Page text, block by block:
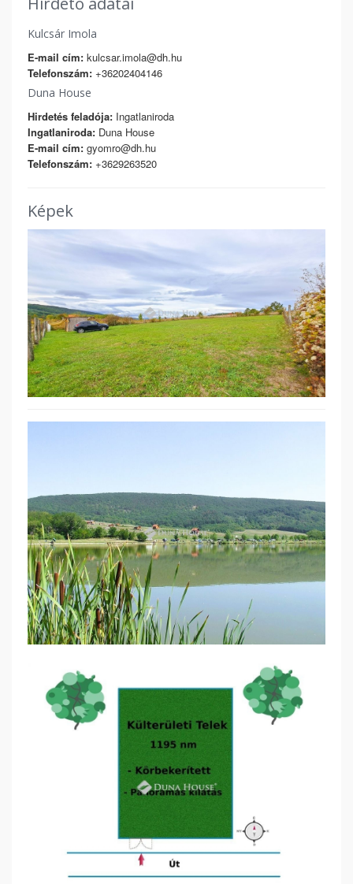
Kulcsár Imola
E-mail cím: kulcsar.imola@dh.hu
Telefonszám: +36202404146
Duna House
Hirdetés feladója: Ingatlaniroda
Ingatlaniroda: Duna House
E-mail cím: gyomro@dh.hu
Telefonszám: +3629263520
Képek